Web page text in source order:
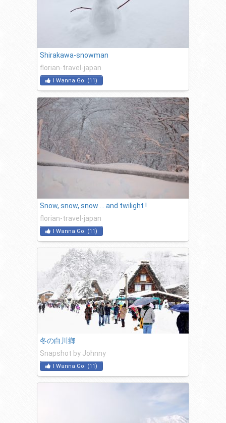
Shirakawa-snowman
florian-travel-japan
I Wanna Go! (11)
Snow, snow, snow … and twilight !
florian-travel-japan
I Wanna Go! (11)
冬の白川鄉
Snapshot by Johnny
I Wanna Go! (11)